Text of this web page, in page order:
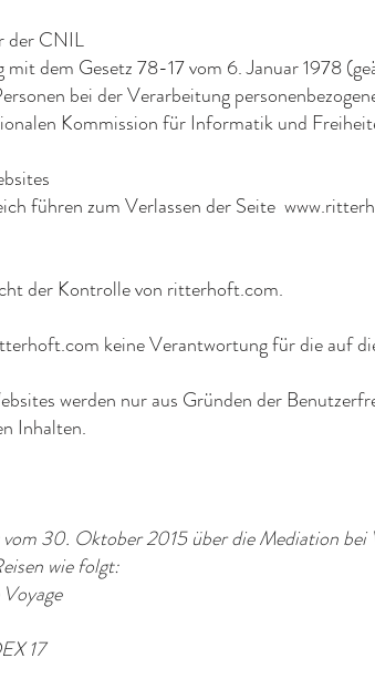
der CNIL
mit dem Gesetz 78-17 vom 6. Januar 1978
bei der Verarbeitung
Kommission für Informatik und
führen zum Verlassen der Seite
der Kontrolle von ritterhoft.com.
keine Verantwortung für die auf
werden nur aus Gründen der
Inhalten.
30. Oktober 2015 über die Mediation
wie folgt:
17